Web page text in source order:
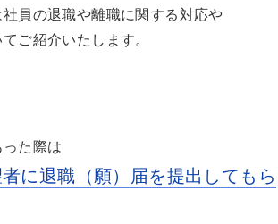
員の退職や離職に関する対応や
ご紹介いたします。
た際は
者に退職（願）届を提出してもら